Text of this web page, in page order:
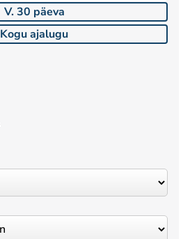
V. 30 päeva
Kogu ajalugu